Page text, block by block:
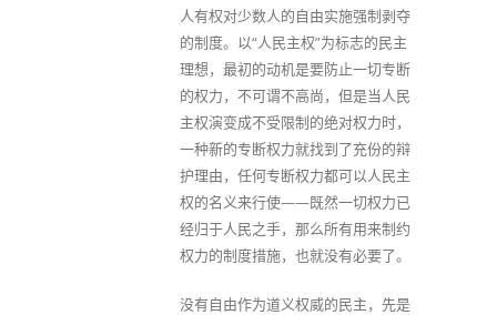
人有权对少数人的自由实施强制剥夺
的制度。以“人民主权”为标志的民主
理想，最初的动机是要防止一切专断
的权力，不可谓不高尚，但是当人民
主权演变成不受限制的绝对权力时，
一种新的专断权力就找到了充份的辩
护理由，任何专断权力都可以人民主
权的名义来行使——既然一切权力已
经归于人民之手，那么所有用来制约
权力的制度措施，也就没有必要了。
没有自由作为道义权威的民主，先是